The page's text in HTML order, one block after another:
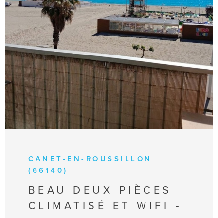
700 € /semaine TRES HAUTE SAISON DU
25/07 AU 15/08 = 820 €/semaine DU 15/08 AU
22/08 = 700 €/semaine / DU 22/08 AU 29/08
=600 €/semaine SEPTEMBRE = 520 €
/semaine / A PARTIR DU MOIS OCTOBRE =
400 €/semaine
CANET-EN-ROUSSILLON
(66140)
BEAU DEUX PIÈCES
CLIMATISÉ ET WIFI -
VOIR LE BIEN